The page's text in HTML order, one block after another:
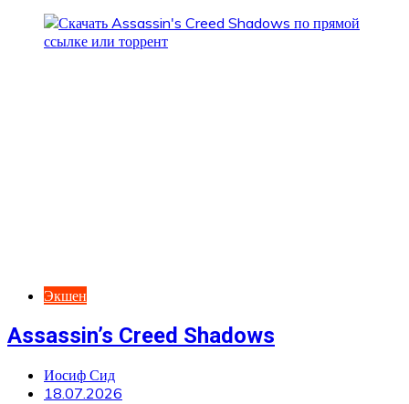
Экшен
Assassin’s Creed Shadows
Иосиф Сид
18.07.2026